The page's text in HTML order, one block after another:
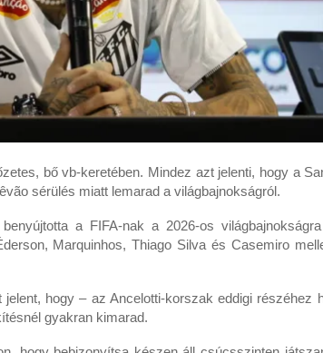
bő vb-keretében. Mindez azt jelenti, hogy a
sérülés miatt lemarad a világbajnokságról.
a FIFA-nak a 2026-os
Marquinhos, Thiago Silva és Casemiro
hogy – az Ancelotti-korszak eddigi részéhez
gyakran kimarad.